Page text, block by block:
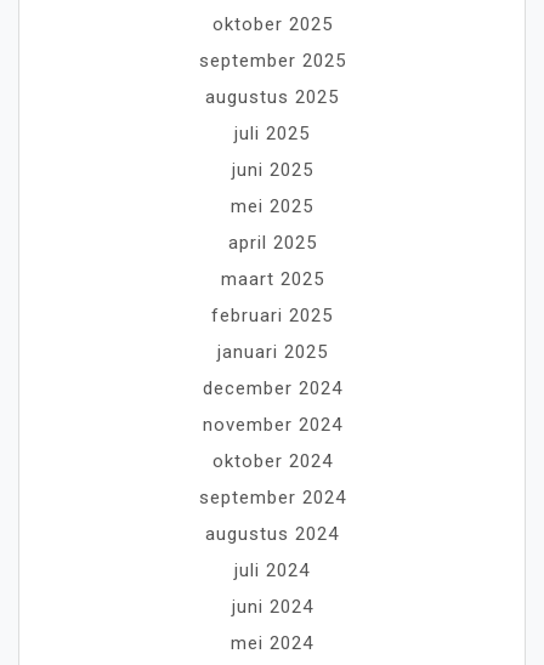
oktober 2025
september 2025
augustus 2025
juli 2025
juni 2025
mei 2025
april 2025
maart 2025
februari 2025
januari 2025
december 2024
november 2024
oktober 2024
september 2024
augustus 2024
juli 2024
juni 2024
mei 2024